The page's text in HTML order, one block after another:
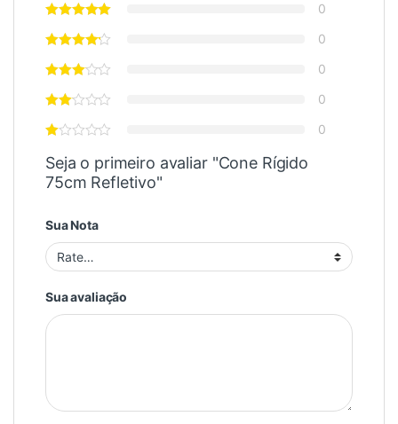
0
0
0
0
0
Seja o primeiro avaliar "Cone Rígido
75cm Refletivo"
Sua Nota
Sua avaliação